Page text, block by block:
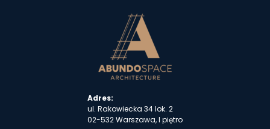
Adres:
ul. Rakowiecka 34 lok. 2
02-532 Warszawa, I piętro